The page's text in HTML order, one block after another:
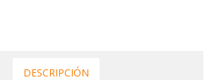
DESCRIPCIÓN